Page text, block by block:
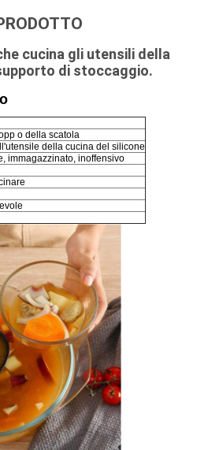
cucina gli utensili della
di stoccaggio.
o della scatola
della cucina del silicone
immagazzinato, inoffensivo